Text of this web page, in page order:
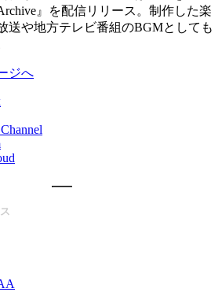
』を配信リリース。制作した楽
送や地方テレビ番組のBGMとしても
ジへ